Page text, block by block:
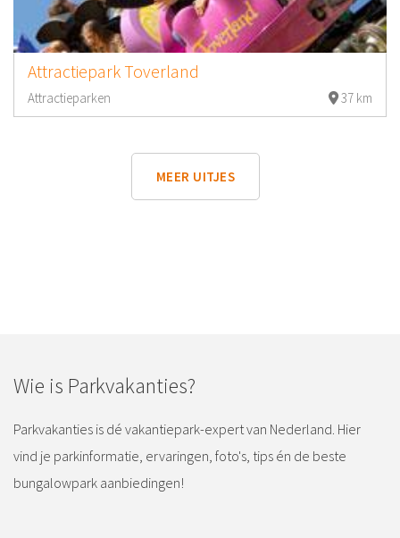
Attractiepark Toverland
Attractieparken 37 km
MEER UITJES
Wie is Parkvakanties?
Parkvakanties is dé vakantiepark-expert van Nederland. Hier
vind je parkinformatie, ervaringen, foto's, tips én de beste
bungalowpark aanbiedingen!